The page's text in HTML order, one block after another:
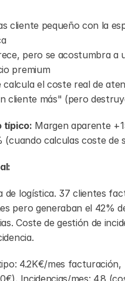
cliente pequeño con la
pero se acostumbra a
premium
calcula el coste real de
cliente más" (pero
típico: Margen aparente
(cuando calculas coste de
de logística. 37 clientes
pero generaban el 42%
Coste de gestión de
4.2K€/mes
Incidencias/mes: 4.8